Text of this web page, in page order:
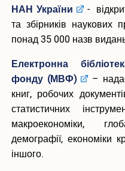
НАН України
-
та збірників наукових
понад 35 000 назв
Електронна
фонду (МВФ)
–
книг, робочих
статистичних
макроекономіки,
демографії, економіки
іншого.